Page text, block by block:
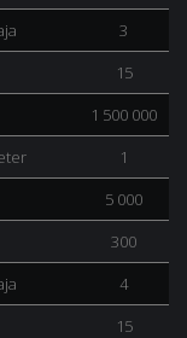
3
15
1 500 000
1
5 000
300
4
15